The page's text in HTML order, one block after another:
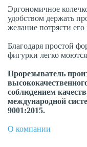
Эргономичное
удобством держать
желание потрясти
Благодаря простой
фигурки легко
Прорезыватель
соблюдением
международной
9001:2015.
О компании